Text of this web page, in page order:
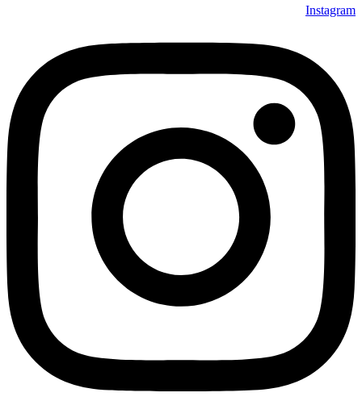
Instagram